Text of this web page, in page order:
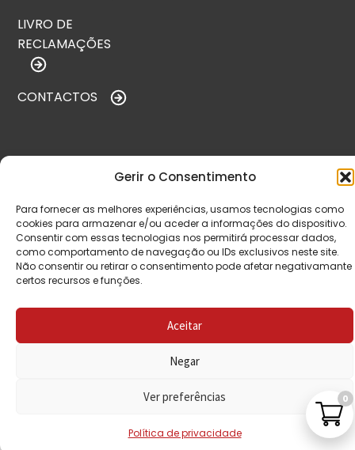
Gerir o Consentimento
Para fornecer as melhores experiências, usamos tecnologias como
cookies para armazenar e/ou aceder a informações do dispositivo.
Consentir com essas tecnologias nos permitirá processar dados,
como comportamento de navegação ou IDs exclusivos neste site.
Não consentir ou retirar o consentimento pode afetar negativamante
certos recursos e funções.
Aceitar
Negar
Ver preferências
Política de privacidade
LIVRO DE
RECLAMAÇÕES
CONTACTOS
© Copyright 2026 Saída de Emergência. Todos os
direitos reservados.
0